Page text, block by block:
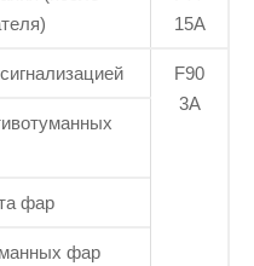
15А
F90
3А
фар
фар